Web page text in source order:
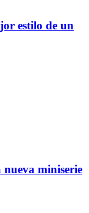
estilo de un
nueva miniserie